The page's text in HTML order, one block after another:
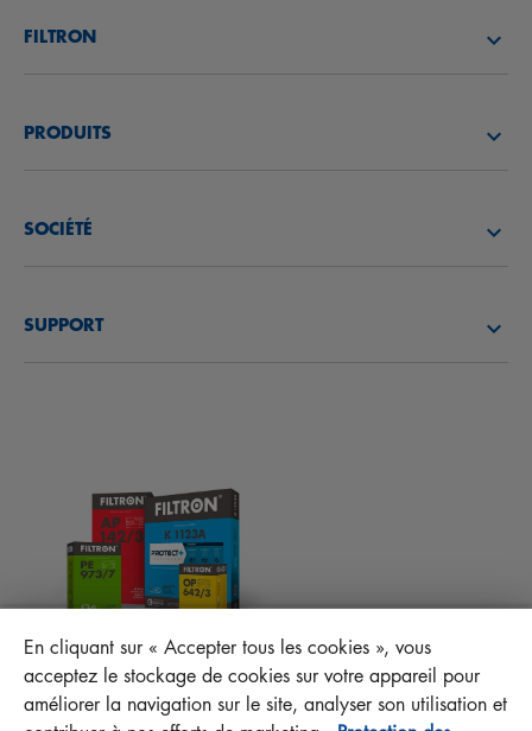
FILTRON
TROUVEZ UN DISTRIBUTEUR
PRODUITS
PROTECT+
SOCIÉTÉ
SUPPORT
FAQ
MANN+HUMMEL FT Poland
Sp. z o. o. Sp. k.
En cliquant sur « Accepter tous les cookies », vous
acceptez le stockage de cookies sur votre appareil pour
améliorer la navigation sur le site, analyser son utilisation et